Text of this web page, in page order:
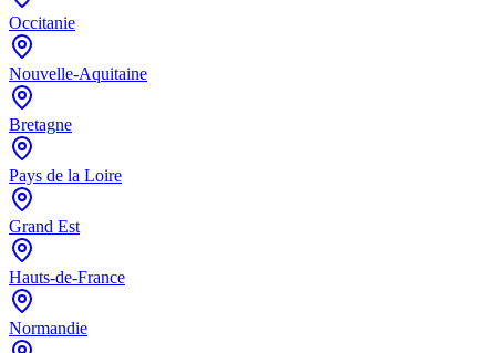
Occitanie
Nouvelle-Aquitaine
Bretagne
Pays de la Loire
Grand Est
Hauts-de-France
Normandie